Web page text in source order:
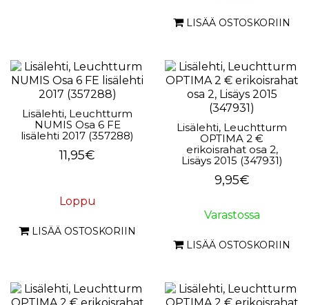
LISÄÄ OSTOSKORIIN
Lisälehti, Leuchtturm
NUMIS Osa 6 FE
lisälehti 2017 (357288)
11,95€
Loppu
LISÄÄ OSTOSKORIIN
Lisälehti, Leuchtturm
OPTIMA 2 €
erikoisrahat osa 2,
Lisäys 2015 (347931)
9,95€
Varastossa
LISÄÄ OSTOSKORIIN